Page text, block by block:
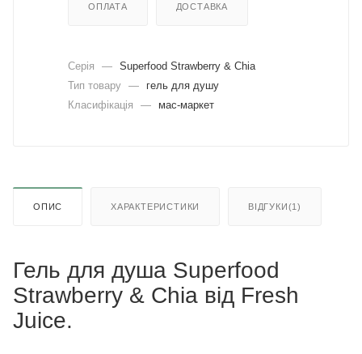
ОПЛАТА ДОСТАВКА
Серія — Superfood Strawberry & Chia
Тип товару —
гель для душу
Класифікація
— мас-маркет
ОПИС ХАРАКТЕРИСТИКИ ВІДГУКИ(1)
Гель для душа Superfood
Strawberry & Chia від Fresh
Juice.